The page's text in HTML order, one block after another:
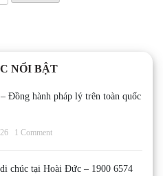
NỔI BẬT
Đồng hành pháp lý trên toàn quốc
1 Comment
chúc tại Hoài Đức – 1900 6574